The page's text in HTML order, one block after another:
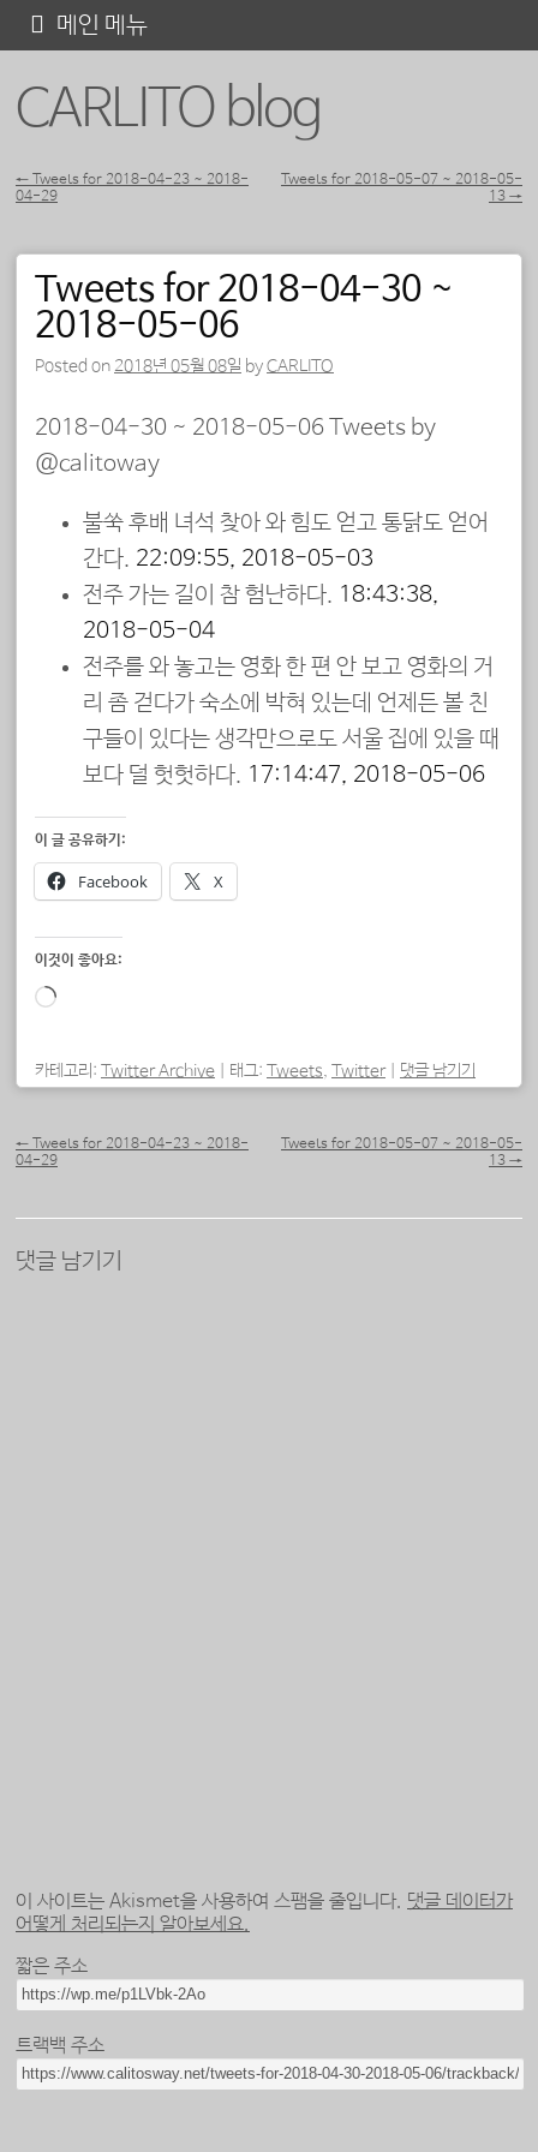
CARLITO blog
메인 메뉴
텐
포스트 내비게이션
← Tweets for 2018-04-23 ~ 2018-
04-29
Tweets for 2018-05-07 ~ 2018-05-
13 →
Tweets for 2018-04-30 ~
2018-05-06
Posted on 2018년 05월 08일 byCARLITO
2018-04-30 ~ 2018-05-06 Tweets by
@calitoway
불쑥 후배 녀석 찾아 와 힘도 얻고 통닭도 얻어
간다. 22:09:55, 2018-05-03
전주 가는 길이 참 험난하다. 18:43:38,
2018-05-04
전주를 와 놓고는 영화 한 편 안 보고 영화의 거
리 좀 걷다가 숙소에 박혀 있는데 언제든 볼 친
구들이 있다는 생각만으로도 서울 집에 있을 때
보다 덜 헛헛하다. 17:14:47, 2018-05-06
이 글 공유하기:
Facebook X
이것이 좋아요:
로
중...
카테고리: Twitter Archive 태그: Tweets, Twitter 댓글 남기기
← Tweets for 2018-04-23 ~ 2018-
04-29
Tweets for 2018-05-07 ~ 2018-05-
13 →
댓글 남기기
이 사이트는 Akismet을 사용하여 스팸을 줄입니다. 댓글 데이터가
어떻게 처리되는지 알아보세요.
짧은 주소
트랙백 주소